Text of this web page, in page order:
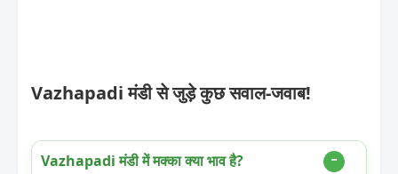
Vazhapadi मंडी से जुड़े कुछ सवाल-जवाब!
Vazhapadi मंडी में मक्का क्या भाव है?